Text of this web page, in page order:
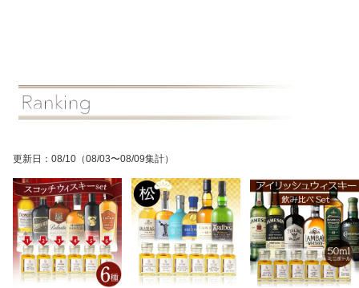
更新日 ： 08/10 （08/03〜08/09集計）